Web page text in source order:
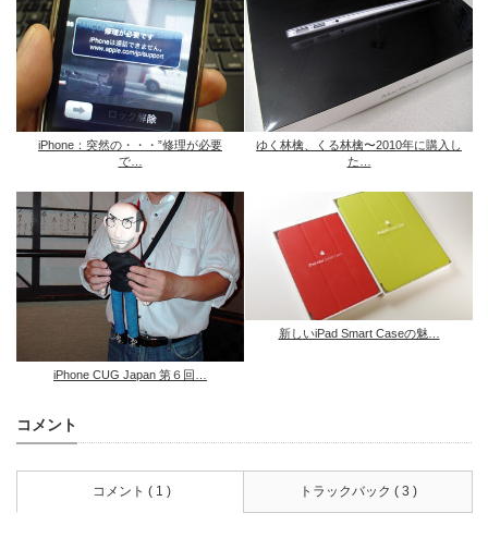
iPhone：突然の・・・”修理が必要
で…
ゆく林檎、くる林檎〜2010年に購入し
た…
iPhone CUG Japan 第６回…
新しいiPad Smart Caseの魅…
コメント
コメント ( 1 ) トラックバック ( 3 )